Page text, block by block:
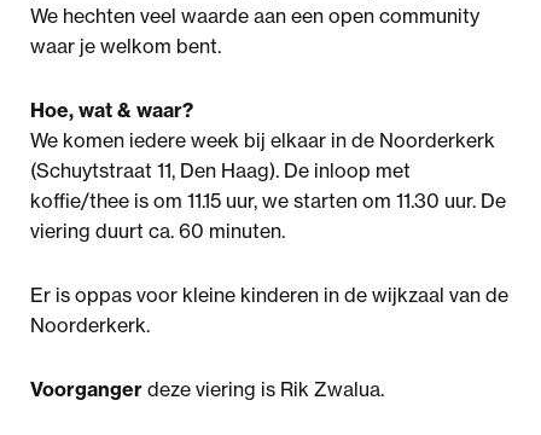
We hechten veel waarde aan een open community
waar je welkom bent.
Hoe, wat & waar?
We komen iedere week bij elkaar in de Noorderkerk
(Schuytstraat 11, Den Haag). De inloop met
koffie/thee is om 11.15 uur, we starten om 11.30 uur. De
viering duurt ca. 60 minuten.
Er is oppas voor kleine kinderen in de wijkzaal van de
Noorderkerk.
Voorganger deze viering is Rik Zwalua.